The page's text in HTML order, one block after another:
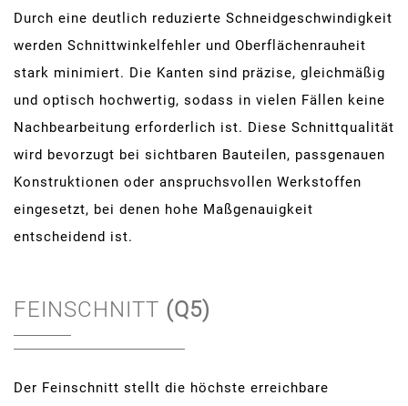
Durch eine deutlich reduzierte Schneidgeschwindigkeit
werden Schnittwinkelfehler und Oberflächenrauheit
stark minimiert. Die Kanten sind präzise, gleichmäßig
und optisch hochwertig, sodass in vielen Fällen keine
Nachbearbeitung erforderlich ist. Diese Schnittqualität
wird bevorzugt bei sichtbaren Bauteilen, passgenauen
Konstruktionen oder anspruchsvollen Werkstoffen
eingesetzt, bei denen hohe Maßgenauigkeit
entscheidend ist.
FEINSCHNITT (Q5)
Der Feinschnitt stellt die höchste erreichbare